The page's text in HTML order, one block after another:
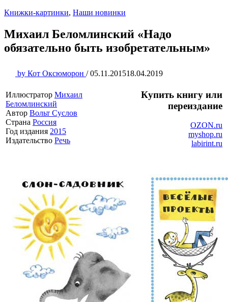
Книжки-картинки, Наши новинки
Михаил Беломлинский «Надо
обязательно быть изобретательным»
by Кот Оксюморон / 05.11.201518.04.2019
Иллюстратор Михаил
Беломлинский
Автор Вольт Суслов
Страна Россия
Год издания 2015
Издательство Речь
Купить книгу или
переиздание
OZON.ru
myshop.ru
labirint.ru